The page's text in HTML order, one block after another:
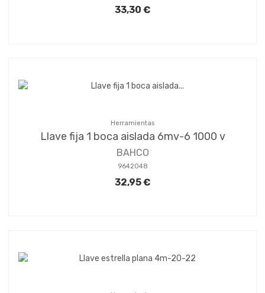
33,30 €
Herramientas
Llave fija 1 boca aislada 6mv-6 1000 v
BAHCO
9642048
32,95 €